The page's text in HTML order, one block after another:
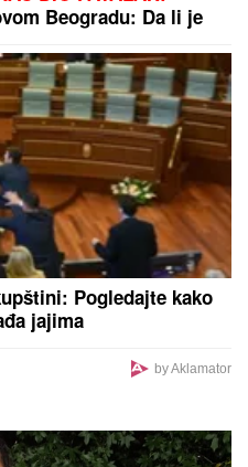
HANTER
o
stanju oca - "Veoma je
STOMAKA
odlučila na
od najboljih odluka"